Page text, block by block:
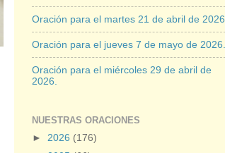
Oración para el martes 21 de abril de 2026.
Oración para el jueves 7 de mayo de 2026.
Oración para el miércoles 29 de abril de
2026.
NUESTRAS ORACIONES
► 2026 (176)